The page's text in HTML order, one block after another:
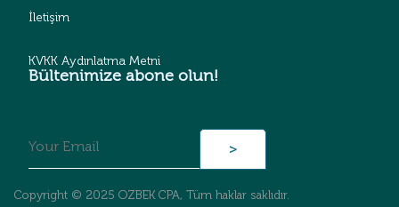
İletişim
KVKK Aydınlatma Metni
Bültenimize abone olun!
Copyright © 2025 OZBEK CPA, Tüm haklar saklıdır.